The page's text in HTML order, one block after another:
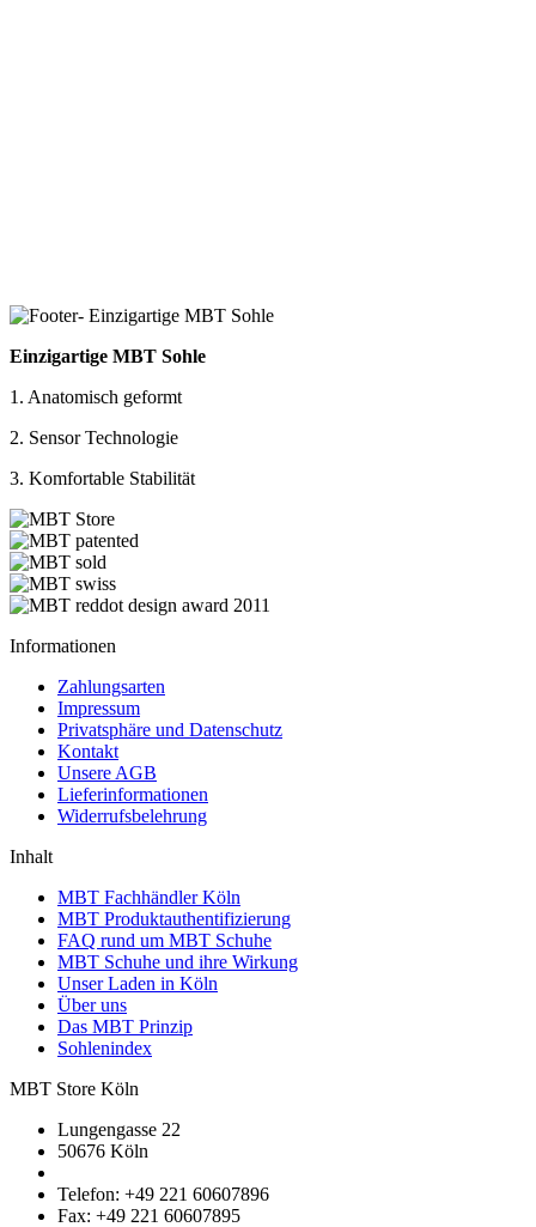
Einzigartige MBT Sohle
1. Anatomisch geformt
2. Sensor Technologie
3. Komfortable Stabilität
Informationen
Zahlungsarten
Impressum
Privatsphäre und Datenschutz
Kontakt
Unsere AGB
Lieferinformationen
Widerrufsbelehrung
Inhalt
MBT Fachhändler Köln
MBT Produktauthentifizierung
FAQ rund um MBT Schuhe
MBT Schuhe und ihre Wirkung
Unser Laden in Köln
Über uns
Das MBT Prinzip
Sohlenindex
MBT Store Köln
Lungengasse 22
50676 Köln
Telefon: +49 221 60607896
Fax: +49 221 60607895